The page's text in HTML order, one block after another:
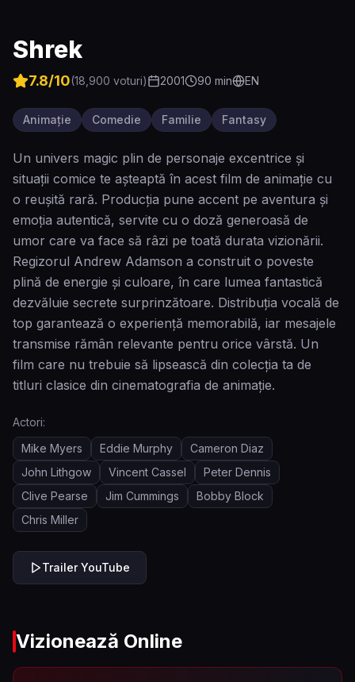
Shrek
7.8/10(18,900 voturi) 2001 90 min EN
Animație Comedie Familie Fantasy
Un univers magic plin de personaje excentrice și
situații comice te așteaptă în acest film de animaţie cu
o reușită rară. Producția pune accent pe aventura și
emoția autentică, servite cu o doză generoasă de
umor care va face să râzi pe toată durata vizionării.
Regizorul Andrew Adamson a construit o poveste
plină de energie și culoare, în care lumea fantastică
dezvăluie secrete surprinzătoare. Distribuția vocală de
top garantează o experiență memorabilă, iar mesajele
transmise rămân relevante pentru orice vârstă. Un
film care nu trebuie să lipsească din colecția ta de
titluri clasice din cinematografia de animaţie.
Actori:
Mike Myers
Eddie Murphy
Cameron Diaz
John Lithgow
Vincent Cassel
Peter Dennis
Clive Pearse
Jim Cummings
Bobby Block
Chris Miller
Trailer YouTube
Vizionează Online